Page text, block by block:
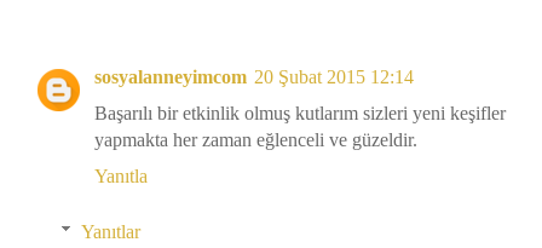
sosyalanneyimcom 20 Şubat 2015 12:14
Başarılı bir etkinlik olmuş kutlarım sizleri yeni keşifler
yapmakta her zaman eğlenceli ve güzeldir.
Yanıtla
Yanıtlar